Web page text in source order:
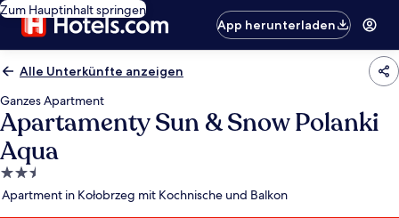
Zum Hauptinhalt springen
App herunterladen
Alle Unterkünfte anzeigen
Ganzes Apartment
Apartamenty Sun & Snow Polanki
Aqua
2.5-
Sterne-
Apartment in Kołobrzeg mit Kochnische und Balkon